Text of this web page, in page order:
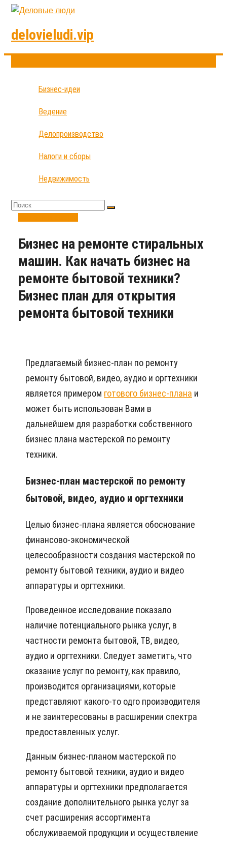
delovieludi.vip
Бизнес-идеи
Ведение
Делопроизводство
Налоги и сборы
Недвижимость
Бизнес на ремонте стиральных
машин. Как начать бизнес на
ремонте бытовой техники?
Бизнес план для открытия
ремонта бытовой техники
Предлагаемый бизнес-план по ремонту
ремонту бытовой, видео, аудио и оргтехники
является примером готового бизнес-плана и
может быть использован Вами в
дальнейшем для разработки собственного
бизнес плана мастерской по ремонту
техники.
Бизнес-план мастерской по ремонту
бытовой, видео, аудио и оргтехники
Целью бизнес-плана является обоснование
финансово-экономической
целесообразности создания мастерской по
ремонту бытовой техники, аудио и видео
аппаратуры и оргтехники.
Проведенное исследование показало
наличие потенциального рынка услуг, в
частности ремонта бытовой, ТВ, видео,
аудио и оргтехники. Следует заметить, что
оказание услуг по ремонту, как правило,
производится организациями, которые
представляют какого-то одго производителя
и не заинтересованы в расширении спектра
предоставленных услуг.
Данным бизнес-планом мастерской по
ремонту бытовой техники, аудио и видео
аппаратуры и оргтехники предполагается
создание дополнительного рынка услуг за
счет расширения ассортимента
обслуживаемой продукции и осуществление